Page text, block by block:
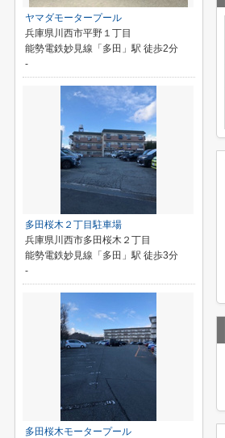
ヤマダモータープール
兵庫県川西市平野１丁目
能勢電鉄妙見線「多田」駅 徒歩2分
-
多田桜木２丁目駐車場
兵庫県川西市多田桜木２丁目
能勢電鉄妙見線「多田」駅 徒歩3分
-
多田桜木モータープール